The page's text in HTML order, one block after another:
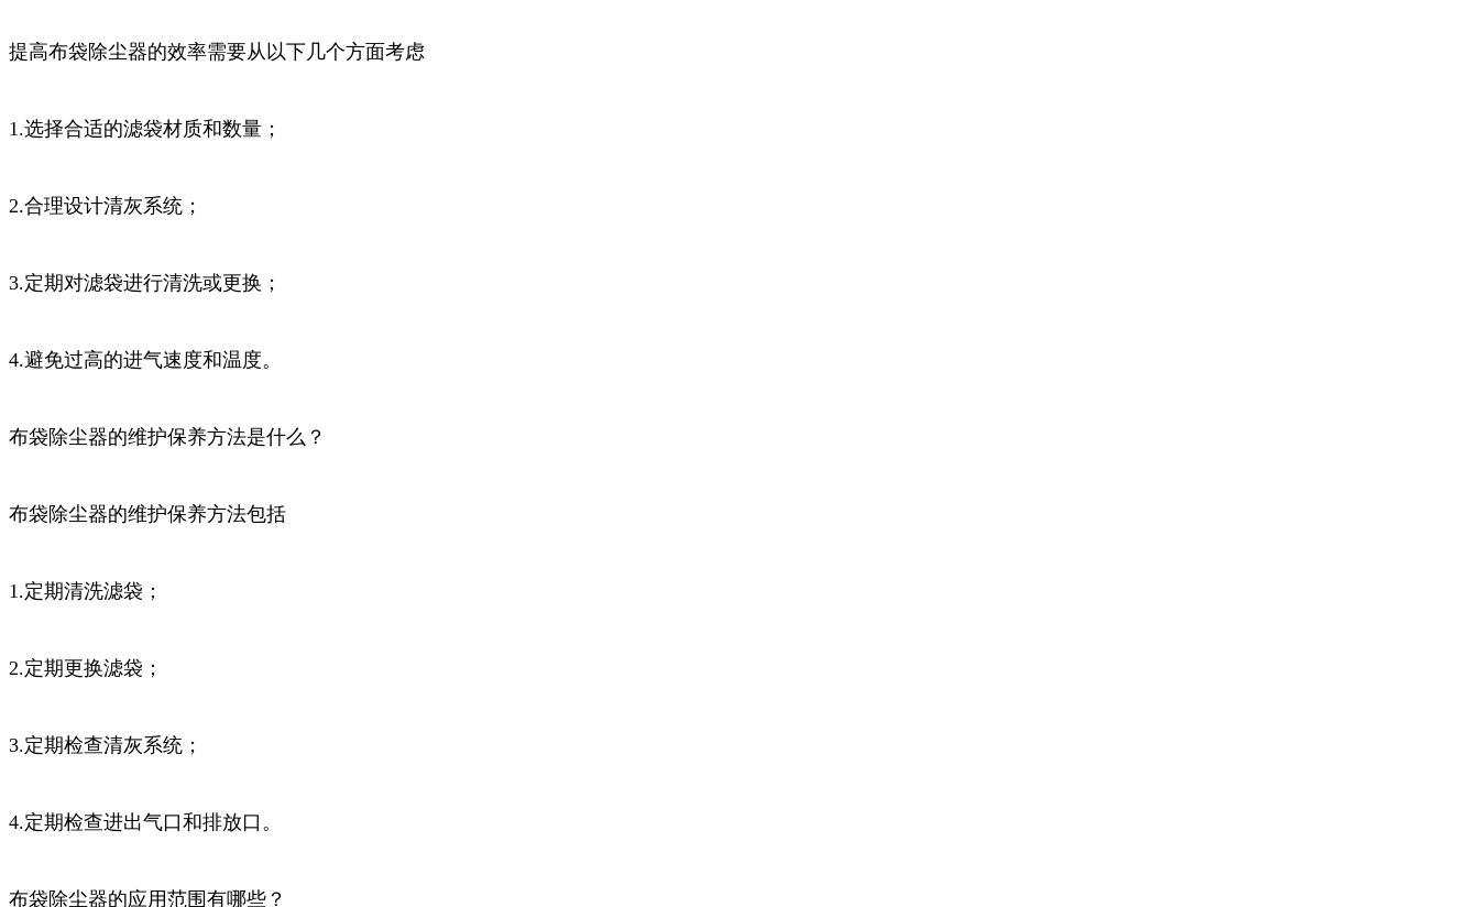
提高布袋除尘器的效率需要从以下几个方面考虑
1.选择合适的滤袋材质和数量；
2.合理设计清灰系统；
3.定期对滤袋进行清洗或更换；
4.避免过高的进气速度和温度。
布袋除尘器的维护保养方法是什么？
布袋除尘器的维护保养方法包括
1.定期清洗滤袋；
2.定期更换滤袋；
3.定期检查清灰系统；
4.定期检查进出气口和排放口。
布袋除尘器的应用范围有哪些？